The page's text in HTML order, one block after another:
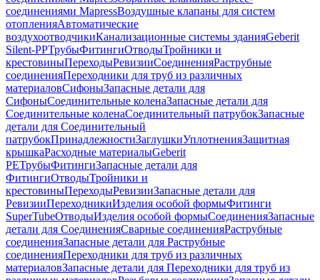
соединениями MapressВоздушные клапаны для систем
отопленияАвтоматические
воздухоотводчикиКанализационные системы зданияGeberit
Silent-PPТрубыФитингиОтводыТройники и
крестовиныПереходыРевизииСоединенияРаструбные
соединенияПереходники для труб из различных
материаловСифоныЗапасные детали для
СифоныСоединительные коленаЗапасные детали для
Соединительные коленаСоединительный патрубокЗапасные
детали для Соединительный
патрубокПринадлежностиЗаглушкиУплотненияЗащитная
крышкаРасходные материалыGeberit
PEТрубыФитингиЗапасные детали для
ФитингиОтводыТройники и
крестовиныПереходыРевизииЗапасные детали для
РевизииПереходникиИзделия особой формыФитинги
SuperTubeОтводыИзделия особой формыСоединенияЗапасные
детали для СоединенияСварные соединенияРаструбные
соединенияЗапасные детали для Раструбные
соединенияПереходники для труб из различных
материаловЗапасные детали для Переходники для труб из